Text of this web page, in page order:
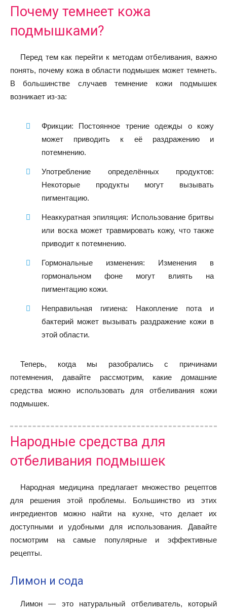
Почему темнеет кожа
подмышками?
Перед тем как перейти к методам отбеливания, важно
понять, почему кожа в области подмышек может темнеть.
В большинстве случаев темнение кожи подмышек
возникает из-за:
Фрикции: Постоянное трение одежды о кожу
может приводить к её раздражению и
потемнению.
Употребление определённых продуктов:
Некоторые продукты могут вызывать
пигментацию.
Неаккуратная эпиляция: Использование бритвы
или воска может травмировать кожу, что также
приводит к потемнению.
Гормональные изменения: Изменения в
гормональном фоне могут влиять на
пигментацию кожи.
Неправильная гигиена: Накопление пота и
бактерий может вызывать раздражение кожи в
этой области.
Теперь, когда мы разобрались с причинами
потемнения, давайте рассмотрим, какие домашние
средства можно использовать для отбеливания кожи
подмышек.
Народные средства для
отбеливания подмышек
Народная медицина предлагает множество рецептов
для решения этой проблемы. Большинство из этих
ингредиентов можно найти на кухне, что делает их
доступными и удобными для использования. Давайте
посмотрим на самые популярные и эффективные
рецепты.
Лимон и сода
Лимон — это натуральный отбеливатель, который